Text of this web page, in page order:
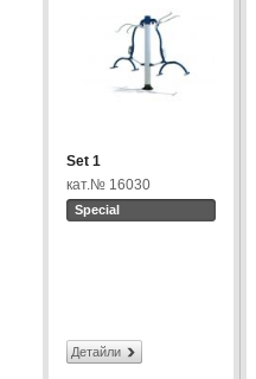
Set 1
кат.№ 16030
Special
Детайли